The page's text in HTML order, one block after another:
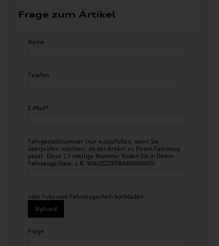
Frage zum Artikel
Name
Telefon
E-Mail*
Fahrgestellnummer (nur auszufüllen, wenn Sie
überprüfen möchten, ob der Artikel zu Ihrem Fahrzeug
passt. Diese 17-stellige Nummer finden Sie in Ihrem
Fahrzeugschein, z.B. WAUZZZ8P8AB000000)
oder Foto vom Fahrzeugschein hochladen
Upload
Frage